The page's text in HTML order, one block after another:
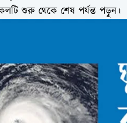
শুরু থেকে শেষ পর্যন্ত পড়ুন।